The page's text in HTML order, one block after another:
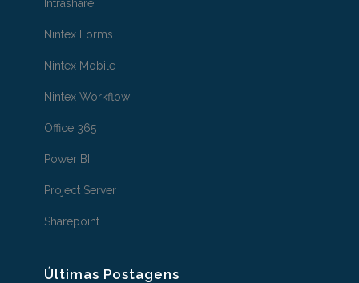
Intrashare
Nintex Forms
Nintex Mobile
Nintex Workflow
Office 365
Power BI
Project Server
Sharepoint
Últimas Postagens